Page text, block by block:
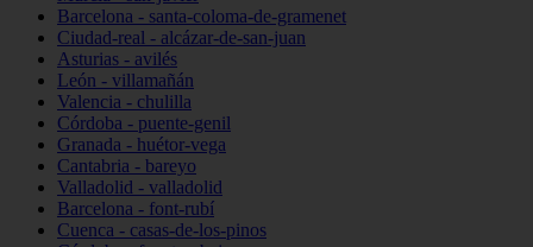
Barcelona - santa-coloma-de-gramenet
Ciudad-real - alcázar-de-san-juan
Asturias - avilés
León - villamañán
Valencia - chulilla
Córdoba - puente-genil
Granada - huétor-vega
Cantabria - bareyo
Valladolid - valladolid
Barcelona - font-rubí
Cuenca - casas-de-los-pinos